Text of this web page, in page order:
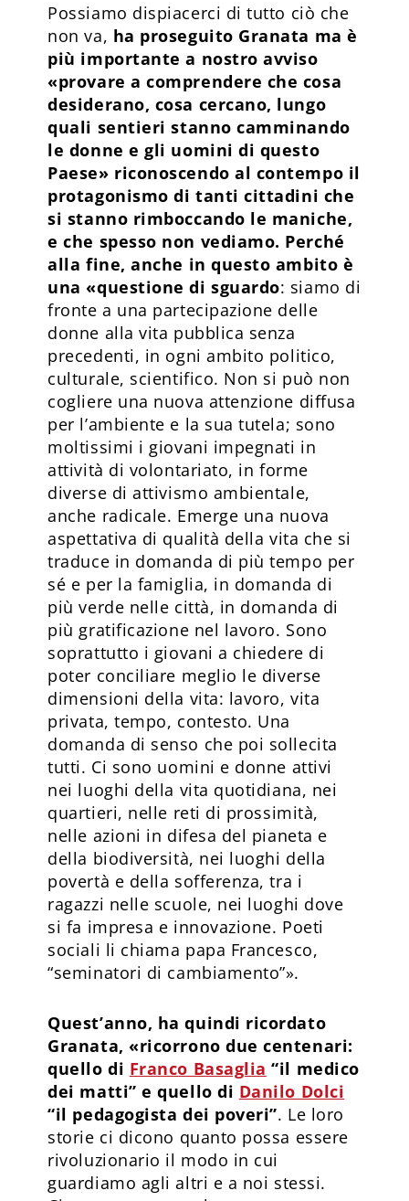
Possiamo dispiacerci di tutto ciò che
non va, ha proseguito Granata ma è
più importante a nostro avviso
«provare a comprendere che cosa
desiderano, cosa cercano, lungo
quali sentieri stanno camminando
le donne e gli uomini di questo
Paese» riconoscendo al contempo il
protagonismo di tanti cittadini che
si stanno rimboccando le maniche,
e che spesso non vediamo. Perché
alla fine, anche in questo ambito è
una «questione di sguardo: siamo di
fronte a una partecipazione delle
donne alla vita pubblica senza
precedenti, in ogni ambito politico,
culturale, scientifico. Non si può non
cogliere una nuova attenzione diffusa
per l’ambiente e la sua tutela; sono
moltissimi i giovani impegnati in
attività di volontariato, in forme
diverse di attivismo ambientale,
anche radicale. Emerge una nuova
aspettativa di qualità della vita che si
traduce in domanda di più tempo per
sé e per la famiglia, in domanda di
più verde nelle città, in domanda di
più gratificazione nel lavoro. Sono
soprattutto i giovani a chiedere di
poter conciliare meglio le diverse
dimensioni della vita: lavoro, vita
privata, tempo, contesto. Una
domanda di senso che poi sollecita
tutti. Ci sono uomini e donne attivi
nei luoghi della vita quotidiana, nei
quartieri, nelle reti di prossimità,
nelle azioni in difesa del pianeta e
della biodiversità, nei luoghi della
povertà e della sofferenza, tra i
ragazzi nelle scuole, nei luoghi dove
si fa impresa e innovazione. Poeti
sociali li chiama papa Francesco,
“seminatori di cambiamento”».
Quest’anno, ha quindi ricordato
Granata, «ricorrono due centenari:
quello di Franco Basaglia “il medico
dei matti” e quello di Danilo Dolci
“il pedagogista dei poveri”. Le loro
storie ci dicono quanto possa essere
rivoluzionario il modo in cui
guardiamo agli altri e a noi stessi.